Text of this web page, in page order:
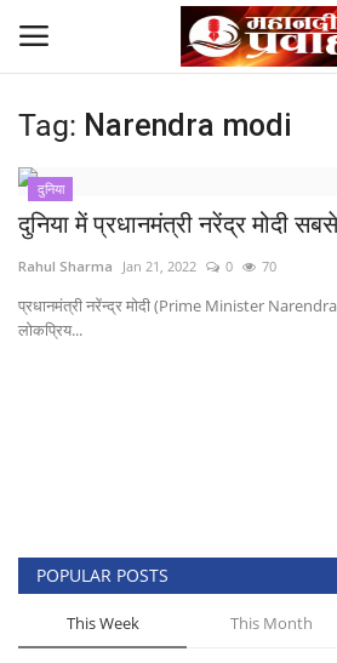
Login Register
Home
Contact
देश
खेल
टेक न्यूज
Tag: Narendra modi
दुनिया
दुनिया में प्रधानमंत्री नरेंद्र मोदी
Rahul Sharma Jan 21, 2022 0 70
प्रधानमंत्री नरेंन्द्र मोदी (Prime Minister
लोकप्रिय...
POPULAR POSTS
This Week This Month